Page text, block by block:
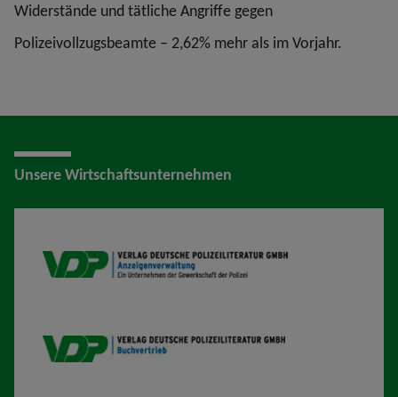
Widerstände und tätliche Angriffe gegen
Polizeivollzugsbeamte – 2,62% mehr als im Vorjahr.
Unsere Wirtschaftsunternehmen
VDP AV
VDP B